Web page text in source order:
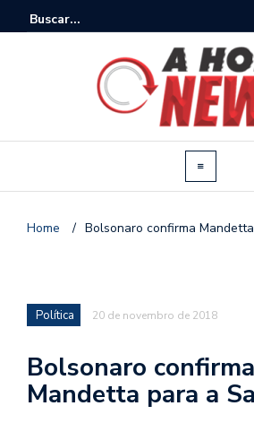
Home / Bolsonaro confirma
Política 20 de novembro de 2018
Bolsonaro confirma
Mandetta para a